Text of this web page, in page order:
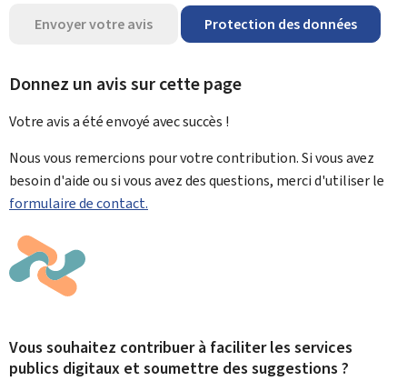
Envoyer votre avis Protection des données
Donnez un avis sur cette page
Votre avis a été envoyé avecsuccès !
Nous vous remercions pour votre contribution. Si vous avez
besoin d'aide ou si vous avez des questions, merci d'utiliser le
formulaire de contact.
Vous souhaitez contribuer à faciliter les services
publics digitaux et soumettre des suggestions ?